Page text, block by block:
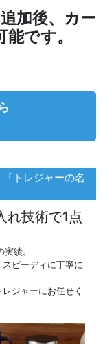
加後、カー
です。
トレジャーの名
れ技術で1点
績。
ピーディに丁寧に
ジャーにお任せく